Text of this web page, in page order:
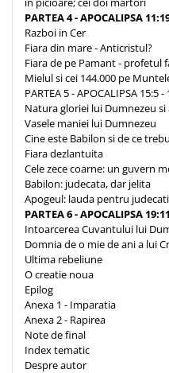
PARTEA 4 - APOCALIPSA
Razboi in Cer
Fiara din mare - Anticristul?
Fiara de pe Pamant - profetul
Mielul si cei 144.000 pe
PARTEA 5 - APOCALIPSA 15:5 -
Natura gloriei lui Dumnezeu si
Vasele maniei lui Dumnezeu
Cine este Babilon si de ce
Fiara dezlantuita
Cele zece coarne: un guvern
Babilon: judecata, dar jelita
Apogeul: lauda pentru
PARTEA 6 - APOCALIPSA
Intoarcerea Cuvantului lui
Domnia de o mie de ani a lui
Ultima rebeliune
O creatie noua
Epilog
Anexa 1 - Imparatia
Anexa 2 - Rapirea
Note de final
Index tematic
Despre autor